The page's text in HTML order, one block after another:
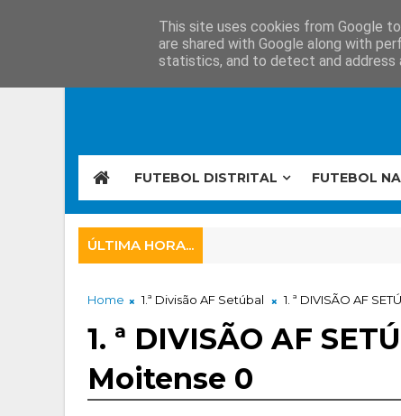
FUTEBOL DISTRITAL FUTEBOL
ÚLTIMA HORA...
Home 1.ª Divisão AF Setúbal 1. ª DIVISÃO AF
1. ª DIVISÃO AF
Moitense 0
This site uses cookies from Google
are shared with Google along with
statistics, and to detect and address